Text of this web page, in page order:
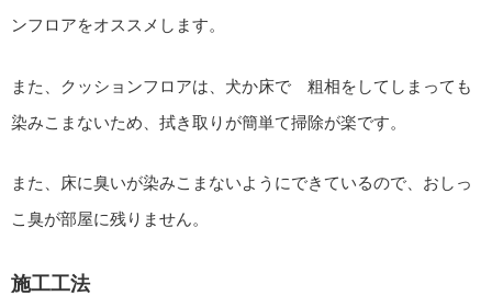
ンフロアをオススメします。
また、クッションフロアは、犬か床で゙粗相をしてしまっても
染みこまないため、拭き取りが簡単て掃除が楽です。
また、床に臭いが染みこまないようにできているので、おしっ
こ臭が部屋に残りません。
施工工法